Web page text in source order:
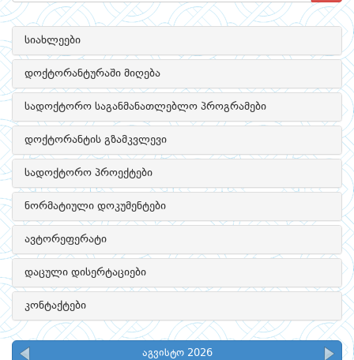
სიახლეები
დოქტორანტურაში მიღება
სადოქტორო საგანმანათლებლო პროგრამები
დოქტორანტის გზამკვლევი
სადოქტორო პროექტები
ნორმატიული დოკუმენტები
ავტორეფერატი
დაცული დისერტაციები
კონტაქტები
აგვისტო 2026